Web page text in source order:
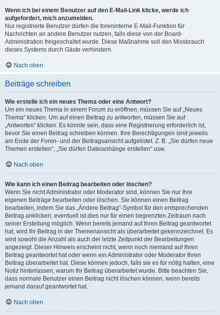
Wenn ich bei einem Benutzer auf den E-Mail-Link klicke, werde ich
aufgefordert, mich anzumelden.
Nur registrierte Benutzer dürfen die foreninterne E-Mail-Funktion für
Nachrichten an andere Benutzer nutzen, falls diese von der Board-
Administration freigeschaltet wurde. Diese Maßnahme soll den Missbrauch
dieses Systems durch Gäste verhindern.
Nach oben
Beiträge schreiben
Wie erstelle ich ein neues Thema oder eine Antwort?
Um ein neues Thema in einem Forum zu eröffnen, müssen Sie auf „Neues
Thema“ klicken. Um auf einen Beitrag zu antworten, müssen Sie auf
„Antworten“ klicken. Es könnte sein, dass eine Registrierung erforderlich ist,
bevor Sie einen Beitrag schreiben können. Ihre Berechtigungen sind jeweils
am Ende der Foren- und der Beitragsansicht aufgelistet. Z. B. „Sie dürfen neue
Themen erstellen“, „Sie dürfen Dateianhänge erstellen“ usw.
Nach oben
Wie kann ich einen Beitrag bearbeiten oder löschen?
Wenn Sie nicht Administrator oder Moderator sind, können Sie nur Ihre
eigenen Beiträge bearbeiten oder löschen. Sie können einen Beitrag
bearbeiten, indem Sie das „Ändere Beitrag“-Symbol für den entsprechenden
Beitrag anklicken; eventuell ist dies nur für einen begrenzten Zeitraum nach
seiner Erstellung möglich. Wenn bereits jemand auf Ihren Beitrag geantwortet
hat, wird Ihr Beitrag in der Themenansicht als überarbeitet gekennzeichnet. Es
wird sowohl die Anzahl als auch der letzte Zeitpunkt der Bearbeitungen
angezeigt. Dieser Hinweis erscheint nicht, wenn noch niemand auf Ihren
Beitrag geantwortet hat oder wenn ein Administrator oder Moderator Ihren
Beitrag überarbeitet hat. Diese können jedoch, falls sie es für nötig halten, eine
Notiz hinterlassen, warum Ihr Beitrag überarbeitet wurde. Bitte beachten Sie,
dass normale Benutzer einen Beitrag nicht löschen können, wenn bereits
jemand darauf geantwortet hat.
Nach oben